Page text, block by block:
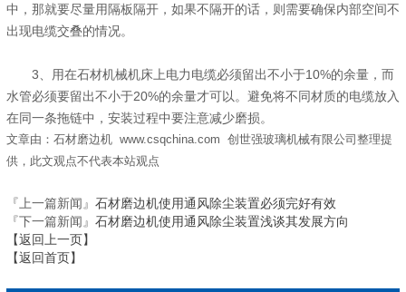
中，那就要尽量用隔板隔开，如果不隔开的话，则需要确保内部空间不
出现电缆交叠的情况。
3、用在石材机械机床上电力电缆必须留出不小于10%的余量，而
水管必须要留出不小于20%的余量才可以。避免将不同材质的电缆放入
在同一条拖链中，安装过程中要注意减少磨损。
文章由：石材磨边机 www.csqchina.com 创世强玻璃机械有限公司整理提
供，此文观点不代表本站观点
『上一篇新闻』 石材磨边机使用通风除尘装置必须完好有效
『下一篇新闻』 石材磨边机使用通风除尘装置浅谈其发展方向
【返回上一页】
【返回首页】